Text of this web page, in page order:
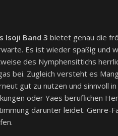
Isoji Band 3 bietet genau die
Es ist wieder spaßig und
des Nymphensittichs
bei. Zugleich versteht es
gut zu nutzen und sinnvoll
oder Yaes beruflichen
darunter leidet. Genre-